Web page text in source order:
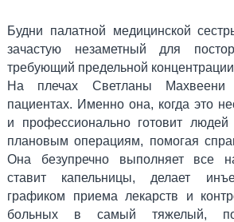
Будни палатной медицинской
зачастую незаметный для
требующий предельной концентрации
На плечах Светланы
пациентах. Именно она, когда это
и профессионально готовит
плановым операциям, помогая
Она безупречно выполняет все
ставит капельницы, делает
графиком приема лекарств и
больных в самый тяжелый,